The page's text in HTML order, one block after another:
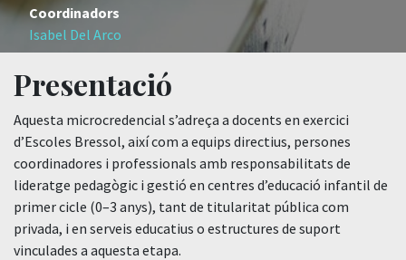
Coordinadors
Isabel Del Arco
Presentació
Aquesta microcredencial s’adreça a docents en exercici
d’Escoles Bressol, així com a equips directius, persones
coordinadores i professionals amb responsabilitats de
lideratge pedagògic i gestió en centres d’educació infantil de
primer cicle (0–3 anys), tant de titularitat pública com
privada, i en serveis educatius o estructures de suport
vinculades a aquesta etapa.